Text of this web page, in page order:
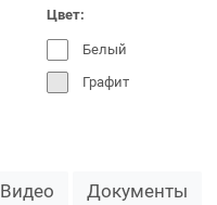
Цвет:
Белый
Графит
Видео Документы